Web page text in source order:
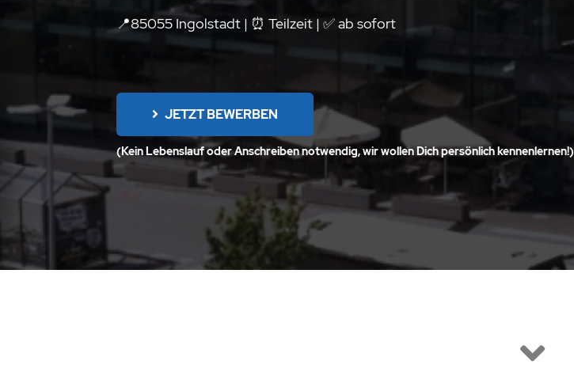
📍85055 Ingolstadt | ⏰ Teilzeit | ✅ab sofort
JETZT BEWERBEN
(Kein Lebenslauf oder Anschreiben notwendig, wir wollen Dich persönlich kennenlernen!)